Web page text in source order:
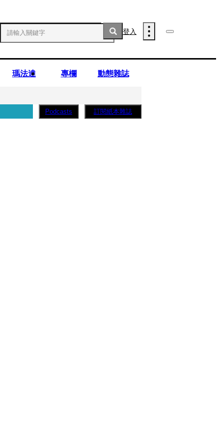
登入
瑪法達 專欄 動態雜誌
Podcasts 訂閱紙本雜誌